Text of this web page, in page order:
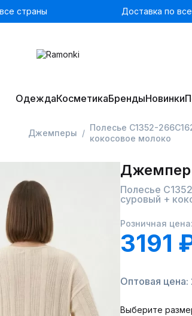
страны Доставка по
ОдеждаКосметикаБрендыНовинки
Джемперы
Полесье С1352-
кокосовое молоко
Джемпер
Полесье
суровый +
Розничная цена:
3191
Оптовая
Выберите